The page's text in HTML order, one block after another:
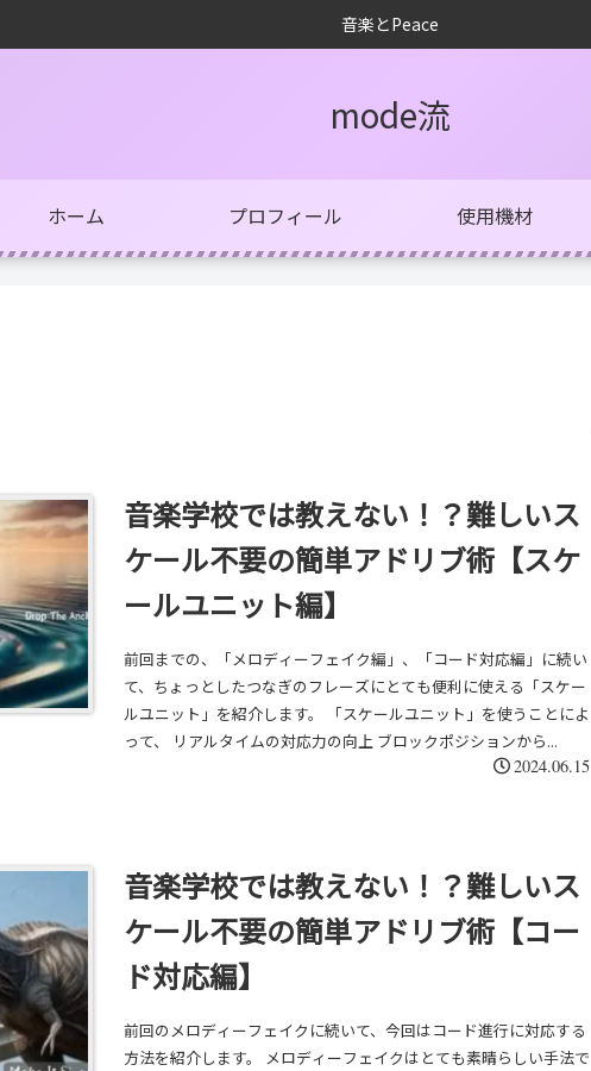
音楽とPeace
mode流
ホーム プロフィール 使用機材
音楽学校では教えない！？難しいス
ケール不要の簡単アドリブ術【スケ
ールユニット編】
前回までの、「メロディーフェイク編」、「コード対応編」に続い
て、ちょっとしたつなぎのフレーズにとても便利に使える「スケー
ルユニット」を紹介します。 「スケールユニット」を使うことによ
って、 リアルタイムの対応力の向上 ブロックポジションから...
2024.06.15
音楽学校では教えない！？難しいス
ケール不要の簡単アドリブ術【コー
ド対応編】
前回のメロディーフェイクに続いて、今回はコード進行に対応する
方法を紹介します。 メロディーフェイクはとても素晴らしい手法で